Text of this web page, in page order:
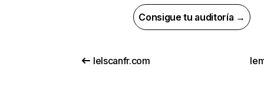
Consigue tu auditoría →
lelscanfr.com